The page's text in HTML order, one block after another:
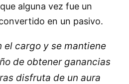
alguna vez fue un
en un pasivo.
el cargo y se mantiene
de obtener ganancias
disfruta de un aura